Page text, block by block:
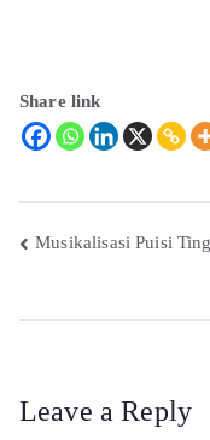
Share link
Musikalisasi Puisi
Leave a Reply